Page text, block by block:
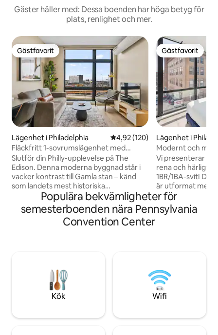
Gäster håller med: Dessa boenden har höga betyg för
plats, renlighet och mer.
Gästfavorit
Gästfavorit
Lägenhet i Philadelphia 4,92 av 5 i genomsnittligt
4,92 (120)
Fläckfritt 1-sovrumslägenhet med
takterrass|Gamla stan|Förstklassig utsikt
Slutför din Philly-upplevelse på The
Edison. Denna moderna byggnad står i
vacker kontrast till Gamla stan – känd
som landets mest historiska
kvadratkilometer. Promenera till de
bästa restaurangerna, affärer,
Independence Hall, Liberty Bell, Race
Street Pier och mycket mer! Bara 10
närliggande parkeringsplats för 20 $/dag
➢Delad takterrass med panoramautsikt
➢Arbetsyta ➢Tvättmaskin/torktumlare i
boendet ➢Gästsupport dygnet runt
Gästfavorit
Gästfavorit
Lägenhet i
Modernt och
Chinatown - 10
Vi presenterar
rena och härligt
1BR/1BA-svit!
är utformat med
åtanke och lovar
Din exklusiva
utrustat kök, ett
för gäster – allt
förbättra din
Populära bekvämligheter för
semesterboenden nära Pennsylvania
Convention Center
Kök Wifi